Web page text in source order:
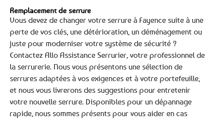
Remplacement de serrure
Vous devez de changer votre serrure à Fayence suite à une
perte de vos clés, une détérioration, un déménagement ou
juste pour moderniser votre système de sécurité ?
Contactez Allo Assistance Serrurier, votre professionnel de
la serrurerie. Nous vous présentons une sélection de
serrures adaptées à vos exigences et à votre portefeuille,
et nous vous livrerons des suggestions pour entretenir
votre nouvelle serrure. Disponibles pour un dépannage
rapide, nous sommes présents pour vous aider en cas